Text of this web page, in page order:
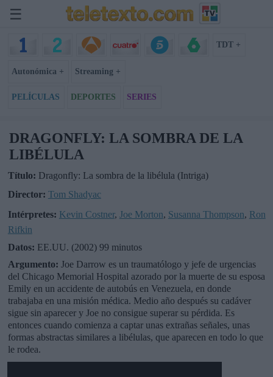
☰
TDT +
Autonómica + Streaming +
PELÍCULAS DEPORTES SERIES
DRAGONFLY: LA SOMBRA DE LA
LIBÉLULA
Título: Dragonfly: La sombra de la libélula (Intriga)
Director: Tom Shadyac
Intérpretes: Kevin Costner, Joe Morton, Susanna Thompson, Ron
Rifkin
Datos: EE.UU. (2002) 99 minutos
Argumento: Joe Darrow es un traumatólogo y jefe de urgencias
del Chicago Memorial Hospital azorado por la muerte de su esposa
Emily en un accidente de autobús en Venezuela, en donde
trabajaba en una misión médica. Medio año después su cadáver
sigue sin aparecer y Joe no consigue superar su pérdida. Es
entonces cuando comienza a captar unas extrañas señales, unas
formas abstractas similares a libélulas, que aparecen en todo lo que
le rodea.